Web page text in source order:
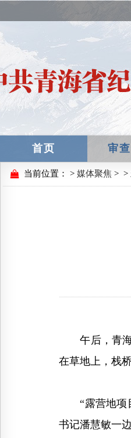
首页 审
当前位置： > 媒体聚焦 > >
午后，青海
在草地上，栈
“露营地项目
书记潘慧敏一